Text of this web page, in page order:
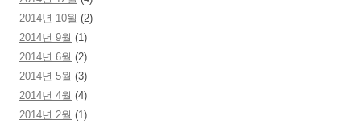
2014년 10월 (2)
2014년 9월 (1)
2014년 6월 (2)
2014년 5월 (3)
2014년 4월 (4)
2014년 2월 (1)